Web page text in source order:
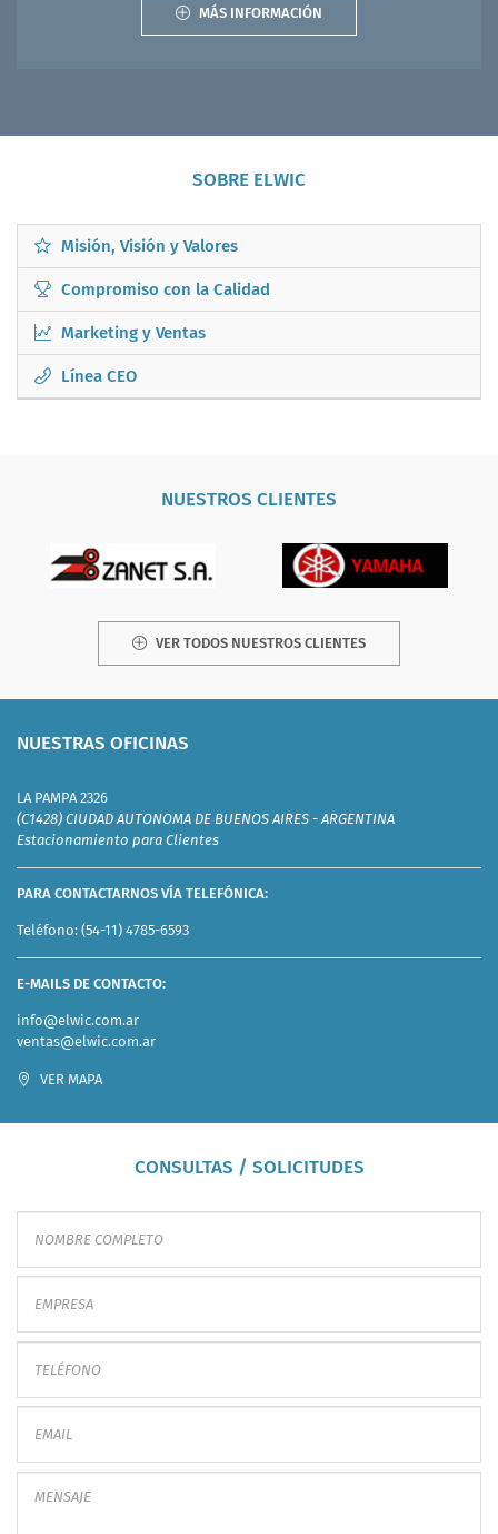
MÁS INFORMACIÓN
SOBRE ELWIC
Misión, Visión y Valores
Compromiso con la Calidad
Marketing y Ventas
Línea CEO
NUESTROS CLIENTES
VER TODOS NUESTROS CLIENTES
NUESTRAS OFICINAS
LA PAMPA 2326
(C1428) CIUDAD AUTONOMA DE BUENOS AIRES - ARGENTINA
Estacionamiento para Clientes
PARA CONTACTARNOS VÍA TELEFÓNICA:
Teléfono:(54-11) 4785-6593
E-MAILS DE CONTACTO:
info@elwic.com.ar
ventas@elwic.com.ar
VER MAPA
CONSULTAS / SOLICITUDES